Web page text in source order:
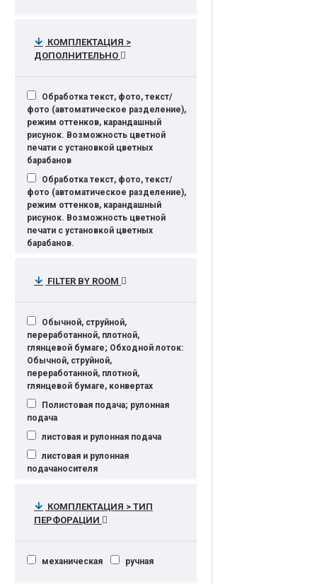
КОМПЛЕКТАЦИЯ >
ДОПОЛНИТЕЛЬНО
Обработка текст, фото, текст/
фото (автоматическое разделение),
режим оттенков, карандашный
рисунок. Возможность цветной
печати с установкой цветных
барабанов
Обработка текст, фото, текст/
фото (автоматическое разделение),
режим оттенков, карандашный
рисунок. Возможность цветной
печати с установкой цветных
барабанов.
фото (автоматическое разделение),
режим оттенков, карандашный
рисунок. Возможность цветной
барабаны.
Сетевой копир/принтер/сканер
Сетевой копир/притер/сканер
Сетевой принтер/копир/сканер/
автоподатчиком
дуплексом и автоподатчиком
Сетевой принтер/копир/сканер с
дуплексом и автоподачей
крышка или автоподатчик
(опции)
сетевой
сетевой принтер/сканер/копир/
FILTER BY ROOM
Обычной, струйной,
переработанной, плотной,
глянцевой бумаге; Обходной лоток:
Обычной, струйной,
переработанной, плотной,
глянцевой бумаге, конвертах
Полистовая подача; рулонная
подача
листовая и рулонная подача
листовая и рулонная
подачаносителя
подача
только листовая подача
КОМПЛЕКТАЦИЯ > ТИП
ПЕРФОРАЦИИ
механическая ручная